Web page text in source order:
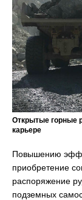
Открытые горные
карьере
Повышению
приобретение
распоряжение
подземных